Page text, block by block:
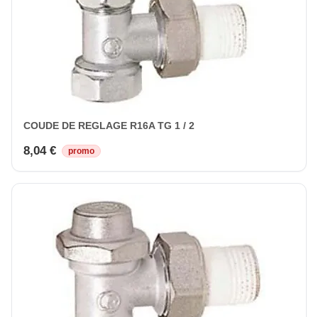
COUDE DE REGLAGE R16A TG 1 / 2
8,04 € promo